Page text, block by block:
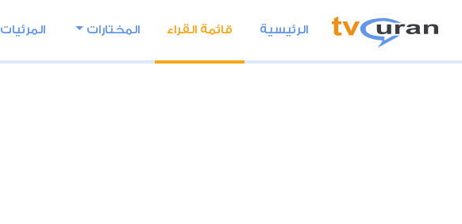
الرئيسية قائمة القراء المختارات المرئيات